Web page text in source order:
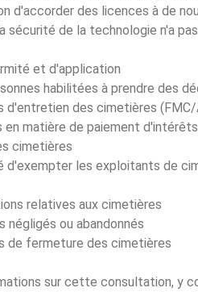
d'accorder des licences à de
sécurité de la technologie n'a
et d'application
habilitées à prendre des
d'entretien des cimetières (FMC/
en matière de paiement
cimetières
d'exempter les exploitants de
relatives aux cimetières
négligés ou abandonnés
de fermeture des cimetières
sur cette consultation, y